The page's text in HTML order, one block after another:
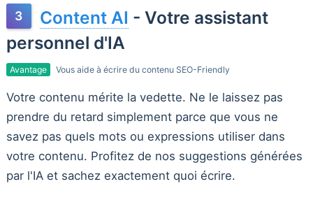
Content AI - Votre assistant
personnel d'IA
Avantage Vous aide à écrire du contenu SEO-Friendly
Votre contenu mérite la vedette. Ne le laissez pas
prendre du retard simplement parce que vous ne
savez pas quels mots ou expressions utiliser dans
votre contenu. Profitez de nos suggestions générées
par l'IA et sachez exactement quoi écrire.